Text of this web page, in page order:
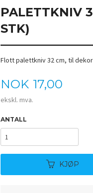
PALETTKNIV
STK)
Flott palettkniv 32 cm, til
Pris
NOK 17,00
ekskl. mva.
ANTALL
KJØP